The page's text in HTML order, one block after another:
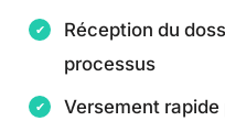
Réception du
processus
Versement